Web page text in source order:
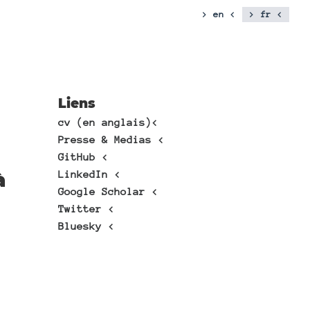
> en < > fr <
Liens
cv (en anglais)<
Presse & Medias <
GitHub <
LinkedIn <
Google Scholar <
Twitter <
Bluesky <